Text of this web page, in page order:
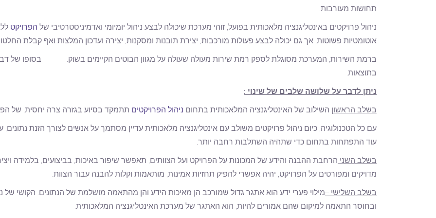
תחושות מעורבות.
ניהול פרויקטים באינטליגנציה מלאכותית בפועל, זוהי מערכת שיכולה לבצע ניהול יומיומי ואדמיניסטרטיבי של הפרויקט
אוטומטיות פשוטות, אך גם יכולה לבצע פעולות מורכבות, יצירת תובנות ומסקנות, יצירה ועדכון המלצות ואף קבלת
ברמת השירות, המערכת מסוגלת לספק רמת שירות מעולה שעולה על מגוון הבוטים הקיימים בשוק. בסופו של
בתוצאות.
ניתן לדבר על שלושה שלבים של שינוי :
בשלב הראשון השילוב של האינטליגנציה המלאכותית בתחום ניהול הפרויקטים תתמקד בסיוע בגזרה צרה יחסית, של
עם כל הטכנולוגיה, כיום ניהול פרויקטים משולב עם אינטליגנציה מלאכותית עדיין מסתמך על אנשים לצורך הזנת נתונים,
עוד התפתחות בתחום כדי שתהיה השתלבות רחבה יותר.
בשלב השני הרחבת ההבנה והידע של המכונות על הפרויקט ועל הצוותים, תאפשר שיפור באיכות, בביצועים, בלמידה
מדויקים ומפורטים על הפרויקט, יהיה אפשרי להפיק תחזיות אמינות, מותאמות וקלות להבנה עבור הצוות.
בשלב השלישי –מילוי פערי ידע הוא אתגר גדול שמורכב הן מאיכות הידע והן מהתאמה מושלמת של הנתונים. הקושי של
ובחוסר התאמה למיקום שהם אמורים להיות, הוא האתגר של מערכת האינטליגנציה המלאכותית.